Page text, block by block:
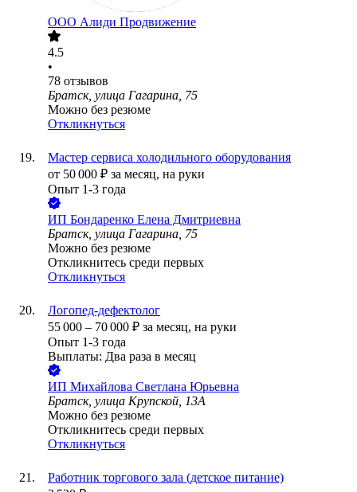
ООО Алиди Продвижение
4.5
•
78 отзывов
Братск, улица Гагарина, 75
Можно без резюме
Откликнуться
Мастер сервиса холодильного оборудования
от 50 000 ₽ за месяц, на руки
Опыт 1-3 года
ИП Бондаренко Елена Дмитриевна
Братск, улица Гагарина, 75
Можно без резюме
Откликнитесь среди первых
Откликнуться
Логопед-дефектолог
55 000 – 70 000 ₽ за месяц, на руки
Опыт 1-3 года
Выплаты: Два раза в месяц
ИП Михайлова Светлана Юрьевна
Братск, улица Крупской, 13А
Можно без резюме
Откликнитесь среди первых
Откликнуться
Работник торгового зала (детское питание)